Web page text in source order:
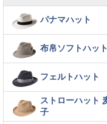
パナマハット
布帛ソフトハット
フェルトハット
ストローハット
子